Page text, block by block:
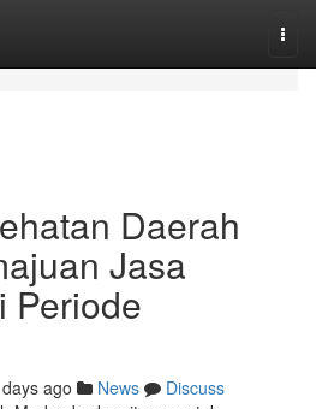
Daerah
Jasa
Periode
ago News
Discuss